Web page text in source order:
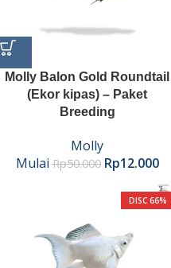
Molly Balon Gold Roundtail
(Ekor kipas) – Paket
Breeding
Molly
MulaiRp50.000 Rp12.000
DISC 66%